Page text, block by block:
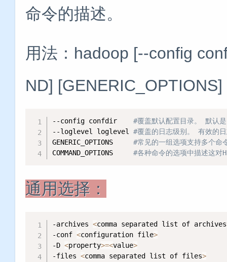
命令的描述。
用法：hadoop [--config
ND]
--config confdir #覆盖默认配置目录。 默
--loglevel loglevel #覆盖的日志级别。 有效的
GENERIC_OPTIONS #常见的一组选项支持多个命
COMMAND_OPTIONS #各种命令的选项中描述这对
通用选择：
-archives <comma separated list of archives
-conf <configuration file>
-D <property>=<value>
-files <comma separated list of files>